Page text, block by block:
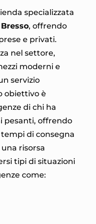
specializzata
, offrendo
e privati.
nel settore,
moderni e
servizio
obiettivo è
di chi ha
pesanti, offrendo
di consegna
risorsa
tipi di situazioni
come: